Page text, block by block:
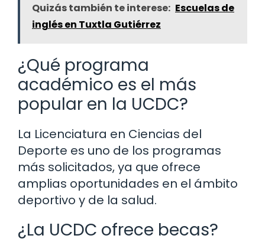
Quizás también te interese: Escuelas de
inglés en Tuxtla Gutiérrez
¿Qué programa
académico es el más
popular en la UCDC?
La Licenciatura en Ciencias del
Deporte es uno de los programas
más solicitados, ya que ofrece
amplias oportunidades en el ámbito
deportivo y de la salud.
¿La UCDC ofrece becas?